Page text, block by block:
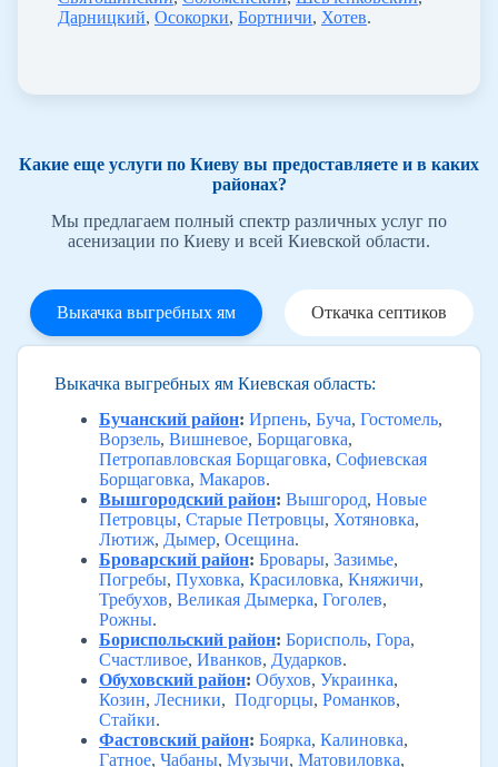
Дарницкий, Осокорки, Бортничи, Хотев.
Какие еще услуги по Киеву вы предоставляете и в каких
районах?
Мы предлагаем полный спектр различных услуг по
асенизации по Киеву и всей Киевской области.
Выкачка выгребных ям Откачка септиков
Выкачка выгребных ям Киевская область:
Бучанский район: Ирпень, Буча, Гостомель,
Ворзель, Вишневое, Борщаговка,
Петропавловская Борщаговка, Софиевская
Борщаговка, Макаров.
Вышгородский район: Вышгород, Новые
Петровцы, Старые Петровцы, Хотяновка,
Лютиж, Дымер, Осещина.
Броварский район: Бровары, Зазимье,
Погребы, Пуховка, Красиловка, Княжичи,
Требухов, Великая Дымерка, Гоголев,
Рожны.
Бориспольский район: Борисполь, Гора,
Счастливое, Иванков, Дударков.
Обуховский район: Обухов, Украинка,
Козин, Лесники, Подгорцы, Романков,
Стайки.
Фастовский район: Боярка, Калиновка,
Гатное, Чабаны, Музычи, Матовиловка,